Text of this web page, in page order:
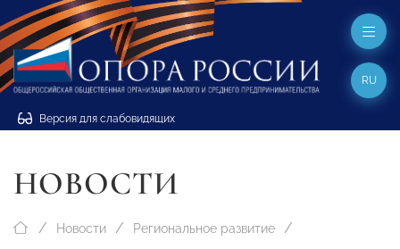
Версия для слабовидящих
RU
НОВОСТИ
Новости Региональное развитие